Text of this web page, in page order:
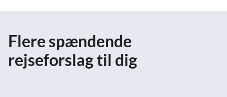
Flere spændende
rejseforslag til dig